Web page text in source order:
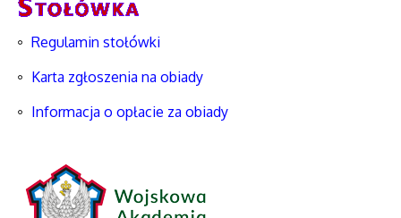
Regulamin stołówki
Karta zgłoszenia na obiady
Informacja o opłacie za obiady